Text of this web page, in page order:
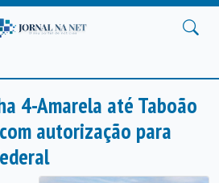
4-Amarela até Taboão
autorização para